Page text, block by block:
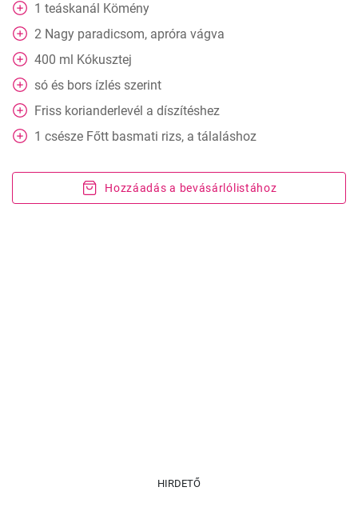
1 teáskanál Kömény
2 Nagy paradicsom, apróra vágva
400 ml Kókusztej
só és bors ízlés szerint
Friss korianderlevél a díszítéshez
1 csésze Főtt basmati rizs, a tálaláshoz
Hozzáadás a bevásárlólistához
HIRDETŐ